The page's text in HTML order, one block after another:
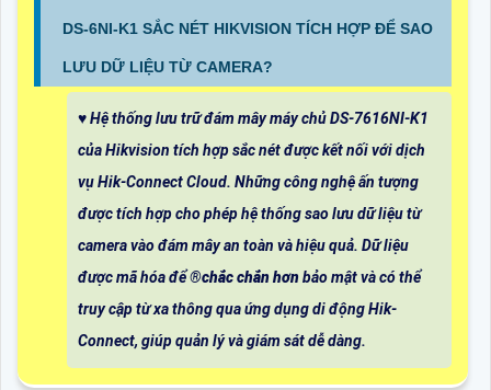
DS-6NI-K1 SẮC NÉT HIKVISION TÍCH HỢP ĐỂ SAO
LƯU DỮ LIỆU TỪ CAMERA?
♥️ Hệ thống lưu trữ đám mây máy chủ DS-7616NI-K1
của Hikvision tích hợp sắc nét được kết nối với dịch
vụ Hik-Connect Cloud. Những công nghệ ấn tượng
được tích hợp cho phép hệ thống sao lưu dữ liệu từ
camera vào đám mây an toàn và hiệu quả. Dữ liệu
được mã hóa để ®️chắc chắn hơn bảo mật và có thể
truy cập từ xa thông qua ứng dụng di động Hik-
Connect, giúp quản lý và giám sát dễ dàng.